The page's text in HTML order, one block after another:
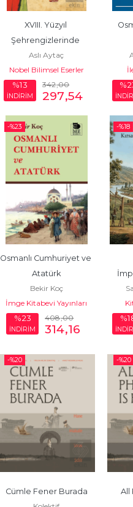
XVIII. Yüzyıl
Şehrengizlerinde
Toplumsal ve Kültürel
Unsurlar
Aslı Aytaç
Nobel Bilimsel Eserler
%13
İNDİRİM
342,00
297,54
-%23
Osmanlı Cumhuriyet ve
Atatürk
Bekir Koç
İmge Kitabevi Yayınları
%23
İNDİRİM
408,00
314,16
-%18
-%20
Cümle Fener Burada
-%20
All